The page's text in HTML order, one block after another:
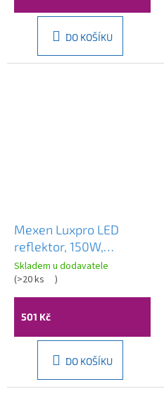
DO KOŠÍKU
Mexen Luxpro LED
reflektor, 150W,
studená - 6500K, 13500
lm, černá -L230-150-
65-70
Skladem u dodavatele
(>20 ks )
501 Kč
DO KOŠÍKU